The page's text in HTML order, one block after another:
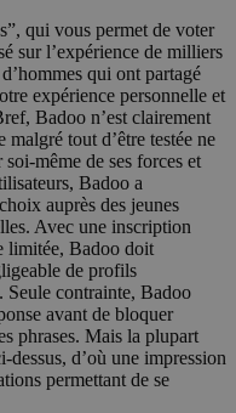
qui vous permet de voter
sur l’expérience de milliers
qui ont partagé
expérience personnelle et
Badoo n’est clairement
tout d’être testée ne
même de ses forces et
Badoo a
auprès des jeunes
Avec une inscription
limitée, Badoo doit
de profils
Seule contrainte, Badoo
avant de bloquer
phrases. Mais la plupart
dessus, d’où une impression
permettant de se